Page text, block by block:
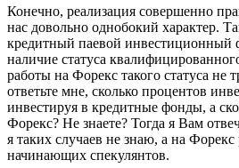
Конечно, реализация совершенно
нас довольно однобокий характер.
кредитный паевой инвестиционный
наличие статуса
работы на Форекс такого статуса не
ответьте мне, сколько процентов
инвестируя в кредитные фонды, а
Форекс? Не знаете? Тогда я Вам
я таких случаев не знаю, а на Форекс
начинающих спекулянтов.